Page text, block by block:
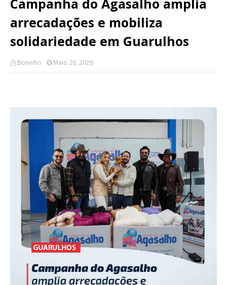
Campanha do Agasalho amplia
arrecadações e mobiliza
solidariedade em Guarulhos
Boninho Maio 26, 2026